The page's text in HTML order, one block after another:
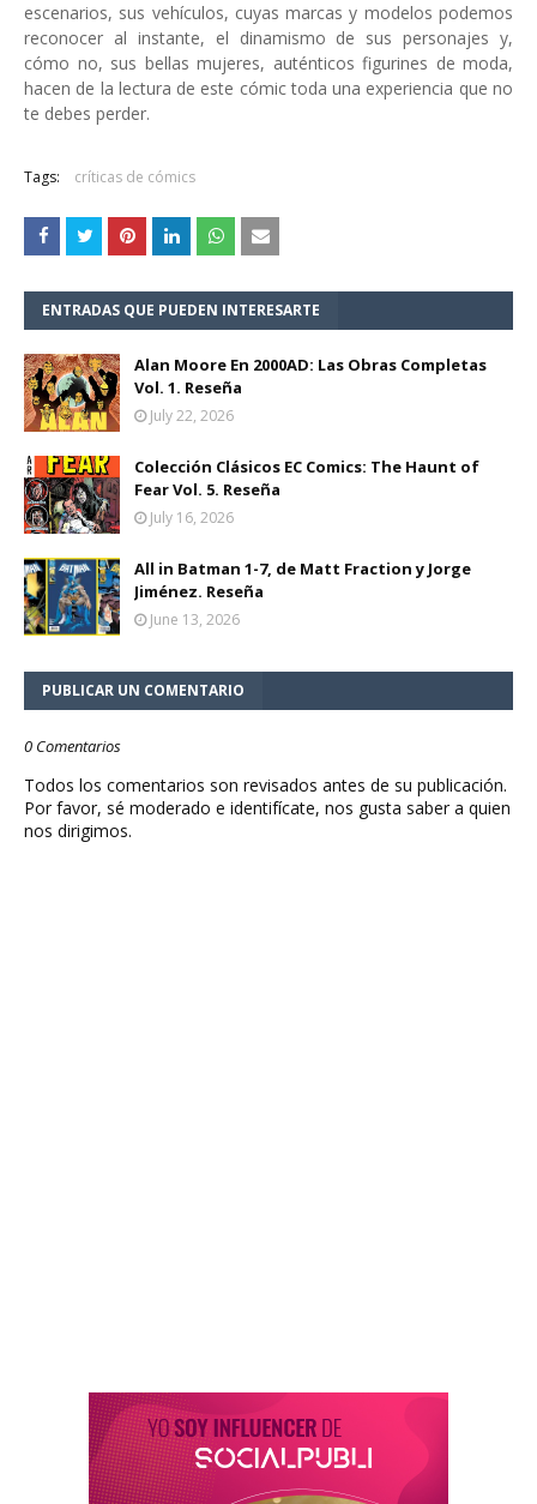
escenarios, sus vehículos, cuyas marcas y modelos podemos
reconocer al instante, el dinamismo de sus personajes y,
cómo no, sus bellas mujeres, auténticos figurines de moda,
hacen de la lectura de este cómic toda una experiencia que no
te debes perder.
Tags: críticas de cómics
ENTRADAS QUE PUEDEN INTERESARTE
Alan Moore En 2000AD: Las Obras Completas
Vol. 1. Reseña
July 22, 2026
Colección Clásicos EC Comics: The Haunt of
Fear Vol. 5. Reseña
July 16, 2026
All in Batman 1-7, de Matt Fraction y Jorge
Jiménez. Reseña
June 13, 2026
PUBLICAR UN COMENTARIO
0 Comentarios
Todos los comentarios son revisados antes de su publicación.
Por favor, sé moderado e identifícate, nos gusta saber a quien
nos dirigimos.